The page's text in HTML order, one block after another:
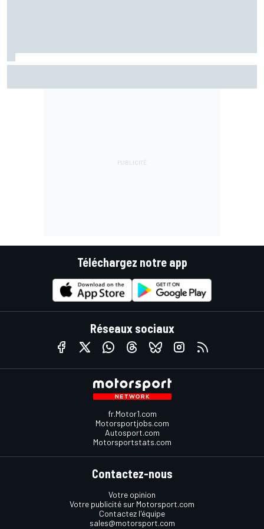
Téléchargez notre app
Réseaux sociaux
fr.Motor1.com
Motorsportjobs.com
Autosport.com
Motorsportstats.com
Contactez-nous
Votre opinion
Votre publicité sur Motorsport.com
Contactez l'équipe
sales@motorsport.com